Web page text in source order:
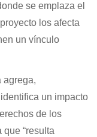
se emplaza el
los afecta
un vínculo
agrega,
un impacto
de los
que “resulta